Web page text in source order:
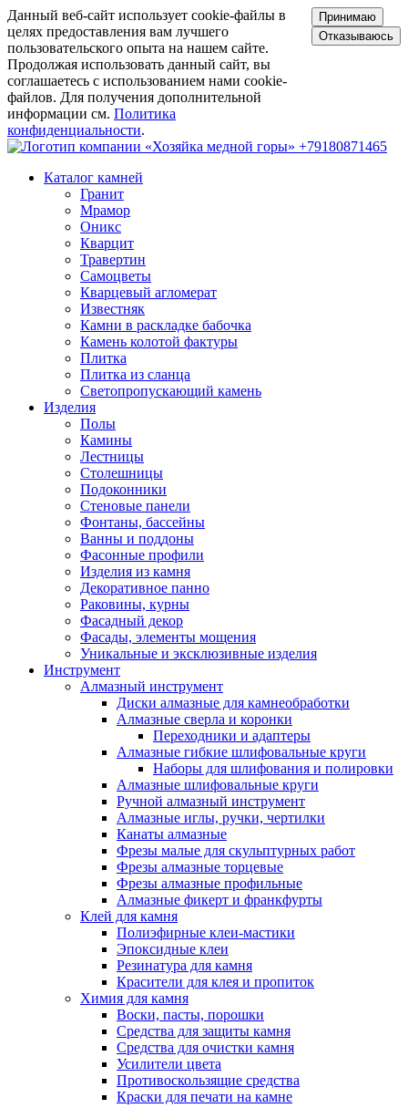
Данный веб-сайт использует cookie-файлы в
целях предоставления вам лучшего
пользовательского опыта на нашем сайте.
Продолжая использовать данный сайт, вы
соглашаетесь с использованием нами cookie-
файлов. Для получения дополнительной
информации см. Политика
конфиденциальности.
Принимаю
Отказываюсь
+79180871465
Каталог камней
Гранит
Мрамор
Оникс
Кварцит
Травертин
Самоцветы
Кварцевый агломерат
Известняк
Камни в раскладке бабочка
Камень колотой фактуры
Плитка
Плитка из сланца
Светопропускающий камень
Изделия
Полы
Камины
Лестницы
Столешницы
Подоконники
Стеновые панели
Фонтаны, бассейны
Ванны и поддоны
Фасонные профили
Изделия из камня
Декоративное панно
Раковины, курны
Фасадный декор
Фасады, элементы мощения
Уникальные и эксклюзивные изделия
Инструмент
Алмазный инструмент
Диски алмазные для камнеобработки
Алмазные сверла и коронки
Переходники и адаптеры
Алмазные гибкие шлифовальные круги
Наборы для шлифования и полировки
Алмазные шлифовальные круги
Ручной алмазный инструмент
Алмазные иглы, ручки, чертилки
Канаты алмазные
Фрезы малые для скульптурных работ
Фрезы алмазные торцевые
Фрезы алмазные профильные
Алмазные фикерт и франкфурты
Клей для камня
Полиэфирные клеи-мастики
Эпоксидные клеи
Резинатура для камня
Красители для клея и пропиток
Химия для камня
Воски, пасты, порошки
Средства для защиты камня
Средства для очистки камня
Усилители цвета
Противоскользящие средства
Краски для печати на камне